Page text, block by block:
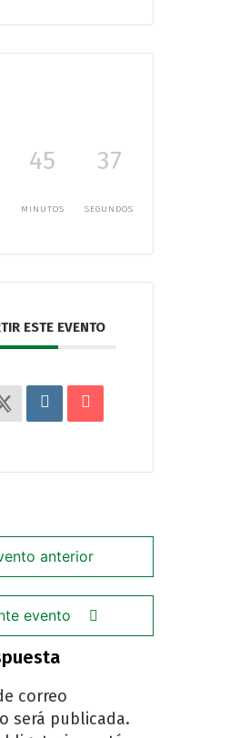
45
MINUTOS
36
SEGUNDOS
ESTE EVENTO
anterior
evento
correo
será publicada.